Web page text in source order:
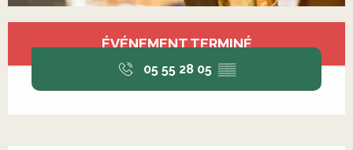
Ouverture et coordonnées
ÉVÉNEMENT TERMINÉ
05 55 28 05 ▒▒